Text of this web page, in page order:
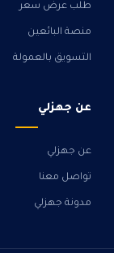
طلب عرض سعر
منصة البائعين
التسويق بالعمولة
عن جهزلي
عن جهزلي
تواصل معنا
مدونة جهزلي